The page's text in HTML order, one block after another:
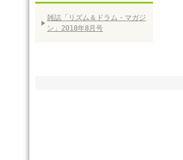
雑誌「リズム＆ドラム・マガジ
ン」2018年8月号